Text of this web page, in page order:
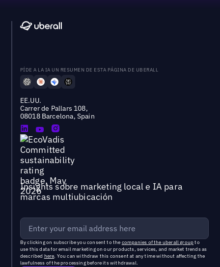
PÍDE A LA IA UN RESUMEN DE ESTA PÁGINA DE UBERALL
EE.UU.
Carrer de Pallars 108,
08018 Barcelona, Spain
Insights sobre marketing local e IA para
marcas multiubicación
By clicking on subscribe you consent to the companies of the uberall groupto
use this data for email marketing on our products, services, and market trends as
described here. You can withdraw this consent at any time without affecting the
lawfulness of the processing before its withdrawal.